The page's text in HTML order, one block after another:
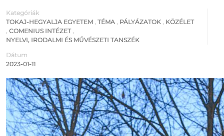
Kategóriák
TOKAJ-HEGYALJA EGYETEM , TÉMA , PÁLYÁZATOK , KÖZÉLET
, COMENIUS INTÉZET,
NYELVI, IRODALMI ÉS MŰVÉSZETI TANSZÉK
Dátum
2023-01-11